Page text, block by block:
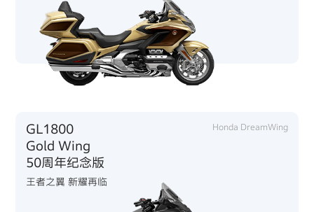
GL1800
Gold Wing
50周年纪念版
Honda DreamWing
王者之翼 新耀再临